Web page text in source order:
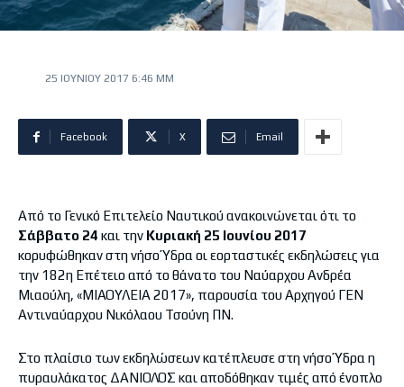
25 ΙΟΥΝΊΟΥ 2017 6:46 ΜΜ
Facebook X Email
Από το Γενικό Επιτελείο Ναυτικού ανακοινώνεται ότι το
Σάββατο 24 και την Κυριακή 25 Ιουνίου 2017
κορυφώθηκαν στη νήσο Ύδρα οι εορταστικές εκδηλώσεις για
την 182η Επέτειο από το θάνατο του Ναύαρχου Ανδρέα
Μιαούλη, «ΜΙΑΟΥΛΕΙΑ 2017», παρουσία του Αρχηγού ΓΕΝ
Αντιναύαρχου Νικόλαου Τσούνη ΠΝ.
Στο πλαίσιο των εκδηλώσεων κατέπλευσε στη νήσο Ύδρα η
πυραυλάκατος ΔΑΝΙΟΛΟΣ και αποδόθηκαν τιμές από ένοπλο